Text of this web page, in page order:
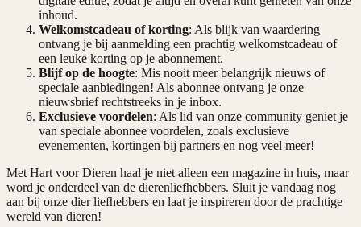
inhoud.
Welkomstcadeau of korting: Als blijk van waardering
ontvang je bij aanmelding een prachtig welkomstcadeau of
een leuke korting op je abonnement.
Blijf op de hoogte: Mis nooit meer belangrijk nieuws of
speciale aanbiedingen! Als abonnee ontvang je onze
nieuwsbrief rechtstreeks in je inbox.
Exclusieve voordelen: Als lid van onze community geniet je
van speciale abonnee voordelen, zoals exclusieve
evenementen, kortingen bij partners en nog veel meer!
Met Hart voor Dieren haal je niet alleen een magazine in huis, maar
word je onderdeel van de dierenliefhebbers. Sluit je vandaag nog
aan bij onze dier liefhebbers en laat je inspireren door de prachtige
wereld van dieren!